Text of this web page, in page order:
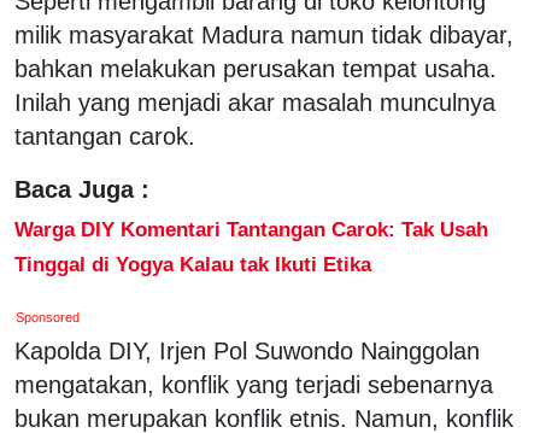
milik masyarakat Madura namun tidak dibayar,
bahkan melakukan perusakan tempat usaha.
Inilah yang menjadi akar masalah munculnya
tantangan carok.
Baca Juga :
Warga DIY Komentari Tantangan Carok: Tak Usah
Tinggal di Yogya Kalau tak Ikuti Etika
Sponsored
Kapolda DIY, Irjen Pol Suwondo Nainggolan
mengatakan, konflik yang terjadi sebenarnya
bukan merupakan konflik etnis. Namun, konflik